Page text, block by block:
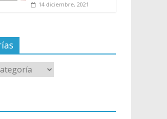
14 diciembre, 2021